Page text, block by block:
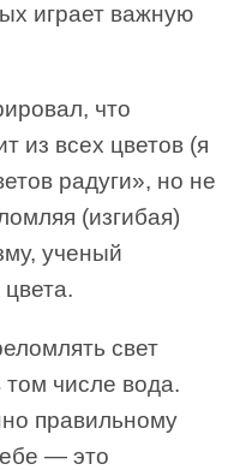
играет важную
что
из всех цветов (я
радуги», но не
(изгибая)
ученый
свет
числе вода.
правильному
— это